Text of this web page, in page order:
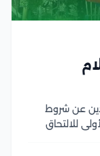
عن شروط
للالتحاق